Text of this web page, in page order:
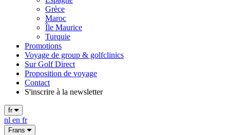
Grèce
Maroc
Île Maurice
Turquie
Promotions
Voyage de group & golfclinics
Sur Golf Direct
Proposition de voyage
Contact
S'inscrire à la newsletter
fr
nl en fr
Frans